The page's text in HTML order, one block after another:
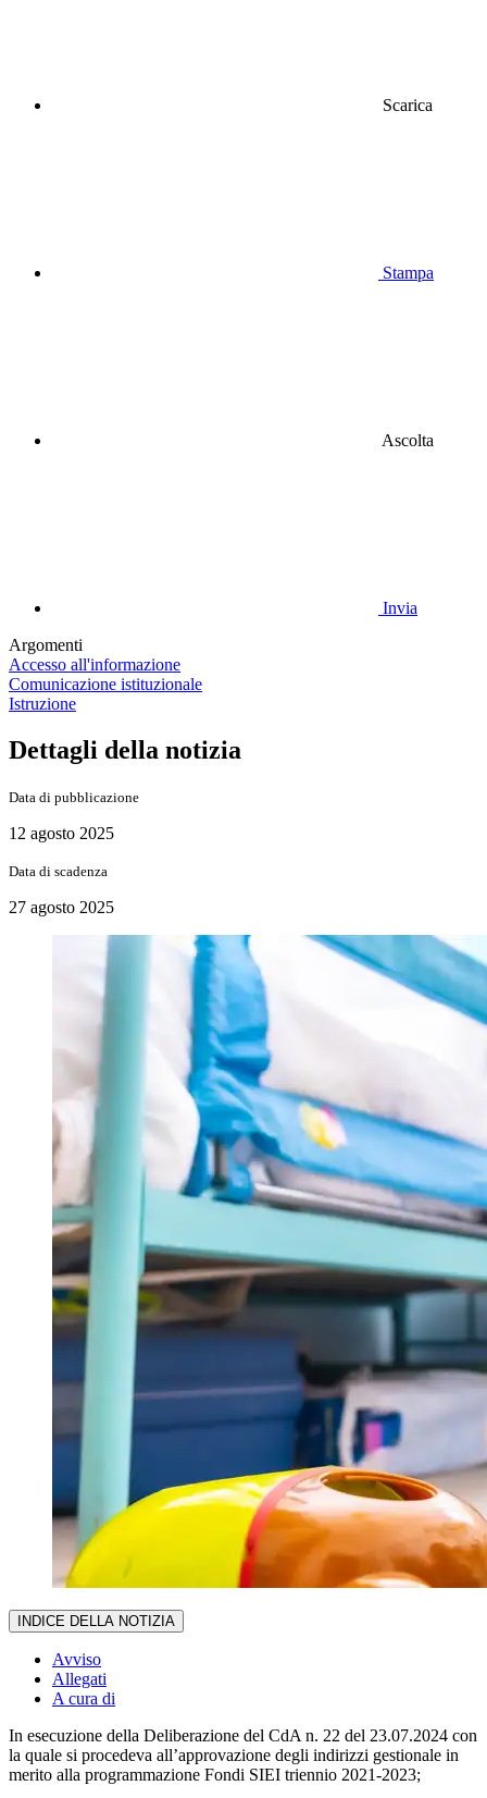
Scarica
Stampa
Ascolta
Invia
Argomenti
Accesso all'informazione
Comunicazione istituzionale
Istruzione
Dettagli della notizia
Data di pubblicazione
12 agosto 2025
Data di scadenza
27 agosto 2025
INDICE DELLA NOTIZIA
Avviso
Allegati
A cura di
In esecuzione della Deliberazione del CdA n. 22 del 23.07.2024 con
la quale si procedeva all’approvazione degli indirizzi gestionale in
merito alla programmazione Fondi SIEI triennio 2021-2023;